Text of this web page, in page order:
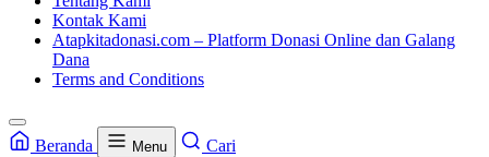
Kontak Kami
Atapkitadonasi.com – Platform Donasi Online dan Galang
Dana
Terms and Conditions
Beranda Menu
Cari